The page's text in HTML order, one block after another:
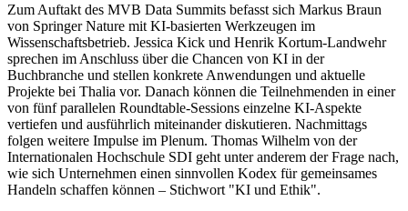
Zum Auftakt des MVB Data Summits befasst sich Markus Braun
von Springer Nature mit KI-basierten Werkzeugen im
Wissenschaftsbetrieb. Jessica Kick und Henrik Kortum-Landwehr
sprechen im Anschluss über die Chancen von KI in der
Buchbranche und stellen konkrete Anwendungen und aktuelle
Projekte bei Thalia vor. Danach können die Teilnehmenden in einer
von fünf parallelen Roundtable-Sessions einzelne KI-Aspekte
vertiefen und ausführlich miteinander diskutieren. Nachmittags
folgen weitere Impulse im Plenum. Thomas Wilhelm von der
Internationalen Hochschule SDI geht unter anderem der Frage nach,
wie sich Unternehmen einen sinnvollen Kodex für gemeinsames
Handeln schaffen können – Stichwort "KI und Ethik".